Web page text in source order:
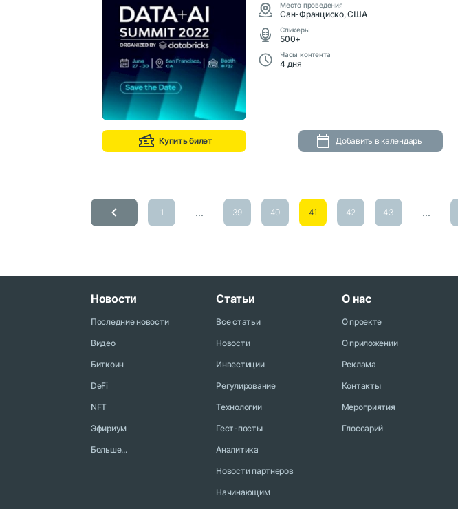
Место проведения
Сан-Франциско, США
Cпикеры
500+
Часы контента
4 дня
Купить билет Добавить в календарь
1 ... 39 40 41 42 43 ...
Новости
Последние новости
Видео
Биткоин
DeFi
NFT
Эфириум
Больше...
Статьи
Все статьи
Новости
Инвестиции
Регулирование
Технологии
Гест-посты
Аналитика
Новости партнеров
Начинающим
О нас
О проекте
О приложении
Реклама
Контакты
Мероприятия
Глоссарий